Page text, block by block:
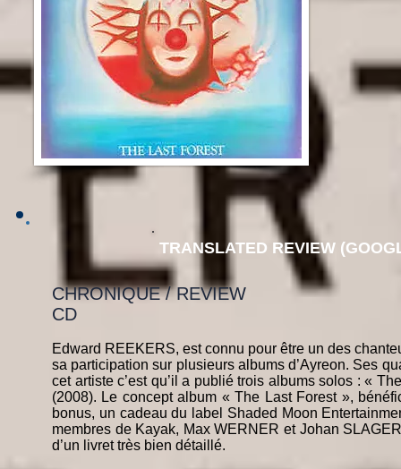
TRANSLATED REVIEW
CHRONIQUE / REVIEW
CD
Edward REEKERS, est connu pour être un des
sa participation sur plusieurs albums d’Ayreon. Ses
cet artiste c’est qu’il a publié trois albums solos : «
(2008). Le concept album « The Last Forest »,
bonus, un cadeau du label Shaded Moon
membres de Kayak, Max WERNER et Johan
d’un livret très bien détaillé.